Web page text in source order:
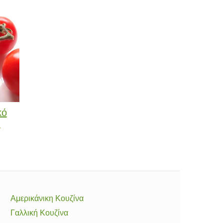
Αμερικάνικη Κουζίνα
Γαλλική Κουζίνα